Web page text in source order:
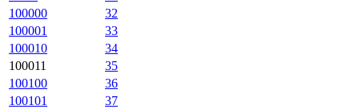
100000
32
100001
33
100010
34
100011
35
100100
36
100101
37